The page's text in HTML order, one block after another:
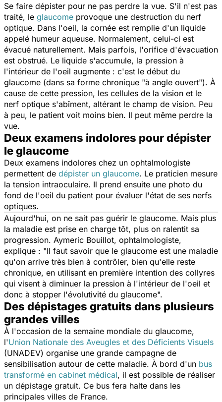
Se faire dépister pour ne pas perdre la vue. S'il n'est pas
traité, le glaucome provoque une destruction du nerf
optique. Dans l'oeil, la cornée est remplie d'un liquide
appelé humeur aqueuse. Normalement, celui-ci est
évacué naturellement. Mais parfois, l'orifice d'évacuation
est obstrué. Le liquide s'accumule, la pression à
l'intérieur de l'oeil augmente : c'est le début du
glaucome (dans sa forme chronique "à angle ouvert"). À
cause de cette pression, les cellules de la vision et le
nerf optique s'abîment, altérant le champ de vision. Peu
à peu, le patient voit moins bien. Il peut même perdre la
vue.
Deux examens indolores pour dépister
le glaucome
Deux examens indolores chez un ophtalmologiste
permettent de dépister un glaucome. Le praticien mesure
la tension intraoculaire. Il prend ensuite une photo du
fond de l'oeil du patient pour évaluer l'état de ses nerfs
optiques.
Aujourd'hui, on ne sait pas guérir le glaucome. Mais plus
la maladie est prise en charge tôt, plus on ralentit sa
progression. Aymeric Bouillot, ophtalmologiste,
explique : "Il faut savoir que le glaucome est une maladie
qu'on arrive très bien à contrôler, bien qu'elle reste
chronique, en utilisant en première intention des collyres
qui visent à diminuer la pression à l'intérieur de l'oeil et
donc à stopper l'évolutivité du glaucome".
Des dépistages gratuits dans plusieurs
grandes villes
À l'occasion de la semaine mondiale du glaucome,
l'Union Nationale des Aveugles et des Déficients Visuels
(UNADEV) organise une grande campagne de
sensibilisation autour de cette maladie. À bord d'un bus
transformé en cabinet médical, il est possible de réaliser
un dépistage gratuit. Ce bus fera halte dans les
principales villes de France.